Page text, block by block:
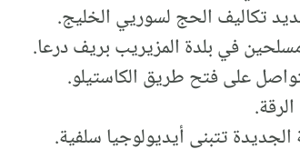
تكاليف الحج لسوريي الخليج.
في بلدة المزيريب بريف درعا.
على فتح طريق الكاستيلو.
تتبنى أيديولوجيا سلفية.